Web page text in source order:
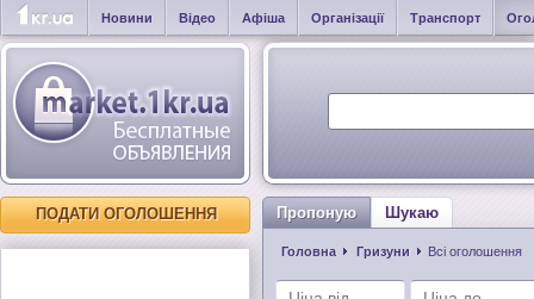
Новини Відео Афіша Організації Транспорт
ПОДАТИ ОГОЛОШЕННЯ Пропоную Шукаю
Головна Гризуни Всі оголошення